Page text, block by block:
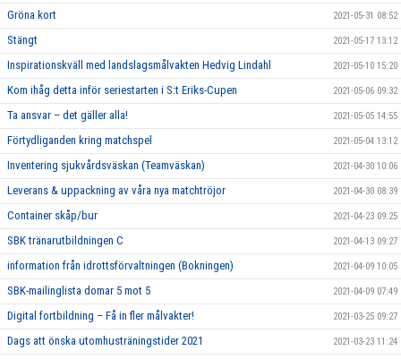
Gröna kort 2021-05-31 08:52
Stängt 2021-05-17 13:12
Inspirationskväll med landslagsmålvakten Hedvig Lindahl 2021-05-10 15:20
Kom ihåg detta inför seriestarten i S:t Eriks-Cupen 2021-05-06 09:32
Ta ansvar – det gäller alla! 2021-05-05 14:55
Förtydliganden kring matchspel 2021-05-04 13:12
Inventering sjukvårdsväskan (Teamväskan) 2021-04-30 10:06
Leverans & uppackning av våra nya matchtröjor 2021-04-30 08:39
Container skåp/bur 2021-04-23 09:25
SBK tränarutbildningen C 2021-04-13 09:27
information från idrottsförvaltningen (Bokningen) 2021-04-09 10:05
SBK-mailinglista domar 5 mot 5 2021-04-09 07:49
Digital fortbildning – Få in fler målvakter! 2021-03-25 09:27
Dags att önska utomhusträningstider 2021 2021-03-23 11:24